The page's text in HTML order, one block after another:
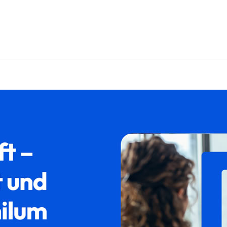
als auch ✓Abschiebung. Wir freuen uns, dass